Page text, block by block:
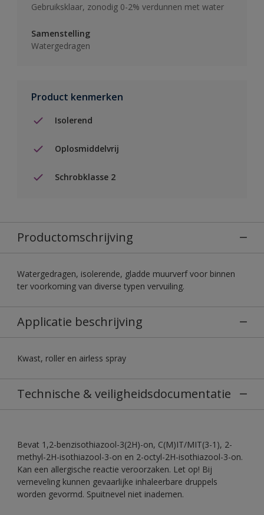
Gebruiksklaar, zonodig 0-2% verdunnen met water
Samenstelling
Watergedragen
Product kenmerken
Isolerend
Oplosmiddelvrij
Schrobklasse 2
Productomschrijving
Watergedragen, isolerende, gladde muurverf voor binnen
ter voorkoming van diverse typen vervuiling.
Applicatie beschrijving
Kwast, roller en airless spray
Technische & veiligheidsdocumentatie
Bevat 1,2-benzisothiazool-3(2H)-on, C(M)IT/MIT(3-1), 2-
methyl-2H-isothiazool-3-on en 2-octyl-2H-isothiazool-3-on.
Kan een allergische reactie veroorzaken. Let op! Bij
verneveling kunnen gevaarlijke inhaleerbare druppels
worden gevormd. Spuitnevel niet inademen.